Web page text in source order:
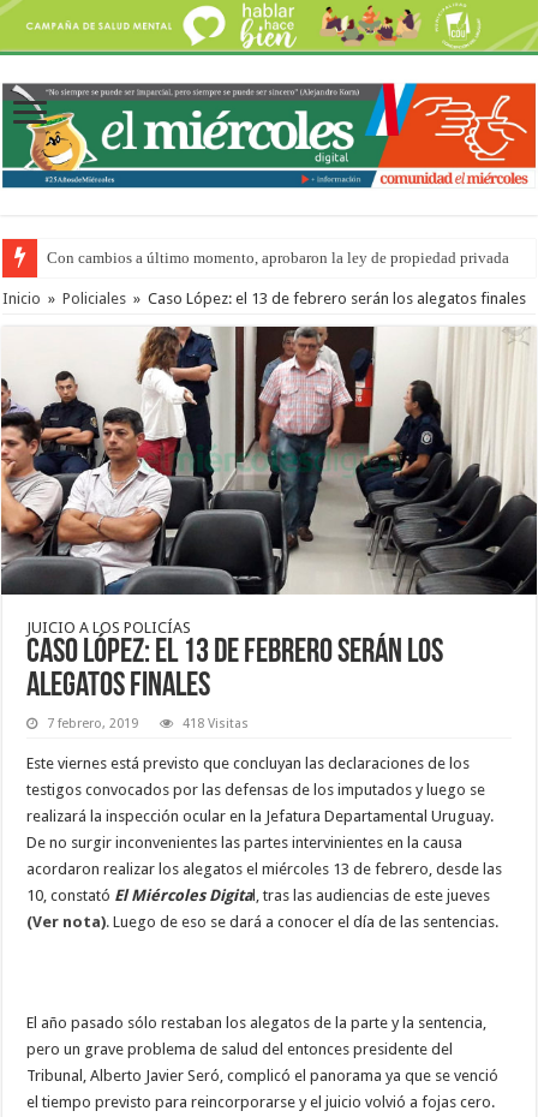
Con cambios a último momento, aprobaron la ley de propiedad privada
Inicio » Policiales » Caso López: el 13 de febrero serán los alegatos finales
JUICIO A LOS POLICÍAS
Caso López: el 13 de febrero serán los
alegatos finales
7 febrero, 2019 418 Visitas
Este viernes está previsto que concluyan las declaraciones de los
testigos convocados por las defensas de los imputados y luego se
realizará la inspección ocular en la Jefatura Departamental Uruguay.
De no surgir inconvenientes las partes intervinientes en la causa
acordaron realizar los alegatos el miércoles 13 de febrero, desde las
10, constató El Miércoles Digital, tras las audiencias de este jueves
(Ver nota). Luego de eso se dará a conocer el día de las sentencias.
El año pasado sólo restaban los alegatos de la parte y la sentencia,
pero un grave problema de salud del entonces presidente del
Tribunal, Alberto Javier Seró, complicó el panorama ya que se venció
el tiempo previsto para reincorporarse y el juicio volvió a fojas cero.